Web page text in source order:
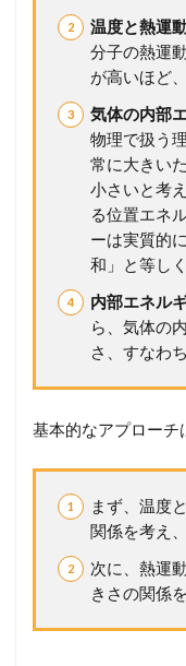
1.3
1
6
氷
と
水
の
混
合
1.4
1
7
7
水
蒸
気
合
メ
バ
ー
温度と熱運
分子の熱運
が高いほど
気体の内部
物理で扱う
常に大きい
小さいと考
る位置エネ
ーは実質的
和」と等し
内部エネル
ら、気体の
さ、すなわ
基本的なアプローチ
まず、温度
関係を考え
次に、熱運
きさの関係